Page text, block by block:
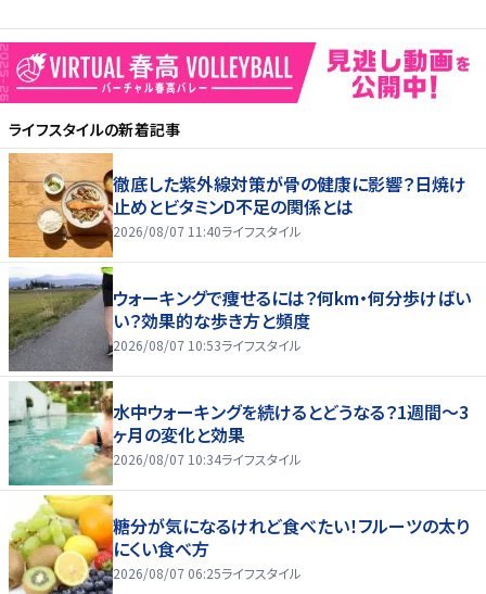
ライフスタイルの新着記事
徹底した紫外線対策が骨の健康に影響？日焼け
止めとビタミンD不足の関係とは
2026/08/07 11:40ライフスタイル
ウォーキングで痩せるには？何km・何分歩けばい
い？効果的な歩き方と頻度
2026/08/07 10:53ライフスタイル
水中ウォーキングを続けるとどうなる？1週間～3
ヶ月の変化と効果
2026/08/07 10:34ライフスタイル
糖分が気になるけれど食べたい！フルーツの太り
にくい食べ方
2026/08/07 06:25ライフスタイル